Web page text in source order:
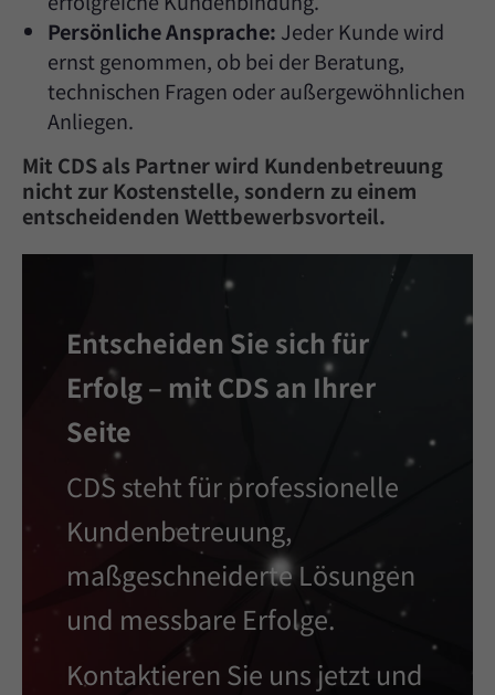
Persönliche Ansprache: Jeder Kunde wird
ernst genommen, ob bei der Beratung,
technischen Fragen oder außergewöhnlichen
Anliegen.
Mit CDS als Partner wird Kundenbetreuung
nicht zur Kostenstelle, sondern zu einem
entscheidenden Wettbewerbsvorteil.
Entscheiden Sie sich für
Erfolg – mit CDS an Ihrer
Seite
CDS steht für professionelle
Kundenbetreuung,
maßgeschneiderte Lösungen
und messbare Erfolge.
Kontaktieren Sie uns jetzt und